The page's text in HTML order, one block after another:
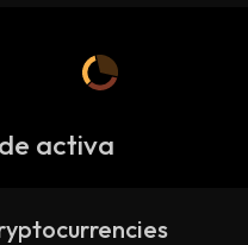
activa